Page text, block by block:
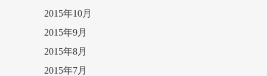
2015年10月
2015年9月
2015年8月
2015年7月